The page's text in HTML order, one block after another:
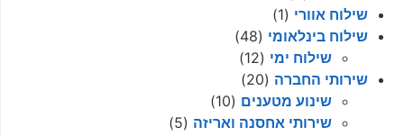
שילוח אוורי (1)
שילוח בינלאומי (48)
שילוח ימי (12)
שירותי החברה (20)
שינוע מטענים (10)
שירותי אחסנה ואריזה (5)